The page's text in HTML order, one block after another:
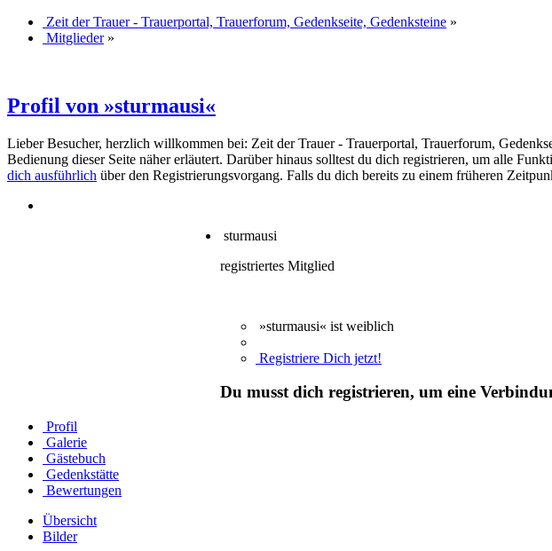
Zeit der Trauer - Trauerportal, Trauerforum, Gedenkseite, Gedenksteine »
Mitglieder»
Profil von »sturmausi«
Lieber Besucher, herzlich willkommen bei: Zeit der Trauer - Trauerportal, Trauerforum,
Bedienung dieser Seite näher erläutert. Darüber hinaus solltest du dich registrieren, um alle
dich ausführlich über den Registrierungsvorgang. Falls du dich bereits zu einem früheren
sturmausi
registriertes Mitglied
»sturmausi« ist weiblich
Registriere Dich jetzt!
Du musst dich registrieren, um eine
Profil
Galerie
Gästebuch
Gedenkstätte
Bewertungen
Übersicht
Bilder